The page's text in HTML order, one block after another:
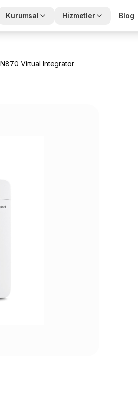
Kurumsal Hizmetler Blog
Virtual Integrator